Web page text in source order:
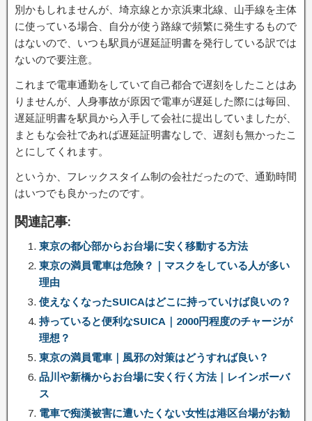
別かもしれませんが、埼京線とか京浜東北線、山手線を主体
に使っている場合、自分が使う路線で頻繁に発生するもので
はないので、いつも駅員が遅延証明書を発行している訳では
ないので要注意。
これまで電車通勤をしていて自己都合で遅刻をしたことはあ
りませんが、人身事故が原因で電車が遅延した際には毎回、
遅延証明書を駅員から入手して会社に提出していましたが、
まともな会社であれば遅延証明書なしで、遅刻も無かったこ
とにしてくれます。
というか、フレックスタイム制の会社だったので、通勤時間
はいつでも良かったのです。
関連記事:
東京の都心部からお台場に安く移動する方法
東京の満員電車は危険？｜マスクをしている人が多い
理由
使えなくなったSUICAはどこに持っていけば良いの？
持っていると便利なSUICA｜2000円程度のチャージが
理想？
東京の満員電車｜風邪の対策はどうすれば良い？
品川や新橋からお台場に安く行く方法｜レインボーバ
ス
電車で痴漢被害に遭いたくない女性は港区台場がお勧